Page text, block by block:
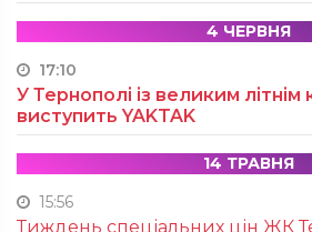
4 ЧЕРВНЯ
17:10
У Тернополі із великим
виступить YAKTAK
14 ТРАВНЯ
15:56
Тиждень спеціальних цін ЖК